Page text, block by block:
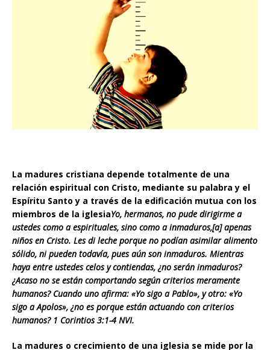
La madures cristiana depende totalmente de una
relación espiritual con Cristo, mediante su palabra y el
Espíritu Santo y a través de la edificación mutua con los
miembros de la iglesiaYo, hermanos, no pude dirigirme a
ustedes como a espirituales, sino como a inmaduros,[a] apenas
niños en Cristo. Les di leche porque no podían asimilar alimento
sólido, ni pueden todavía, pues aún son inmaduros. Mientras
haya entre ustedes celos y contiendas, ¿no serán inmaduros?
¿Acaso no se están comportando según criterios meramente
humanos? Cuando uno afirma: «Yo sigo a Pablo», y otro: «Yo
sigo a Apolos», ¿no es porque están actuando con criterios
humanos? 1 Corintios 3:1-4 NVI.
La madures o crecimiento de una iglesia se mide por la